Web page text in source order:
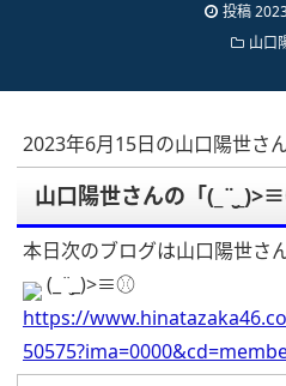
投稿
山口
2023年6月15日の山口陽世さ
山口陽世さんの「
本日次のブログは山口陽世さん
(_¨̮_)>≡⚾️
https://